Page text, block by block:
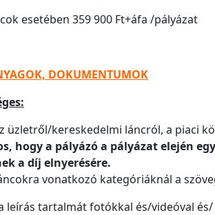
esetében 359 900 Ft+áfa /pályázat
DOKUMENTUMOK
üzletről/kereskedelmi láncról, a piaci
hogy a pályázó a pályázat elején
a díj elnyerésére.
vonatkozó kategóriáknál a
leírás tartalmát fotókkal és/videóval